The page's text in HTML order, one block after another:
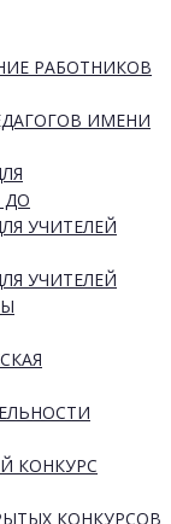
РАБОТНИКОВ
ИМЕНИ
ДО
УЧИТЕЛЕЙ
УЧИТЕЛЕЙ
КОНКУРС
КОНКУРСОВ